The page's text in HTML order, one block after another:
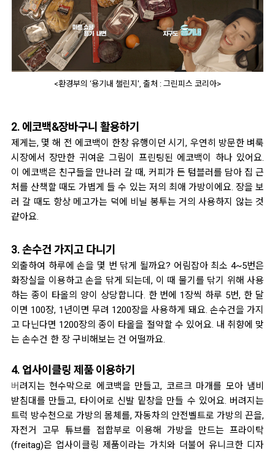
<환경부의 ‘용기내 챌린지', 출처 : 그린피스 코리아>
2. 에코백&장바구니 활용하기
제게는, 몇 해 전 에코백이 한창 유행이던 시기, 우연히 방문한 벼룩
시장에서 장만한 귀여운 그림이 프린팅된 에코백이 하나 있어요.
이 에코백은 친구들을 만나러 갈 때, 커피가 든 텀블러를 담아 집 근
처를 산책할 때도 가볍게 들 수 있는 저의 최애 가방이에요. 장을 보
러 갈 때도 항상 메고가는 덕에 비닐 봉투는 거의 사용하지 않는 것
같아요.
3. 손수건 가지고 다니기
외 출하여 하루에 손을 몇 번 닦게 될까요? 어림잡아 최소 4~5번은
화장실을 이용하고 손을 닦게 되는데, 이 때 물기를 닦기 위해 사용
하는 종이 타올의 양이 상당합니다. 한 번에 1장씩 하루 5번, 한 달
이면 100장, 1년이면 무려 1200장을 사용하게 돼요. 손수건을 가지
고 다닌다면 1200장의 종이 타올을 절약할 수 있어요. 내 취향에 맞
는 손수건 한 장 구비해보는 건 어떨까요.
4. 업사이클링 제품 이용하기
버 려지는 현수막으로 에코백을 만들고, 코르크 마개를 모아 냄비
받침대를 만들고, 타이어로 신발 밑창을 만들 수 있어요. 버려지는
트럭 방수천으로 가방의 몸체를, 자동차의 안전벨트로 가방의 끈을,
자전거 고무 튜브를 접합부로 이용해 가방을 만드는 프라이탁
(freitag)은 업사이클링 제품이라는 가치와 더불어 유니크한 디자